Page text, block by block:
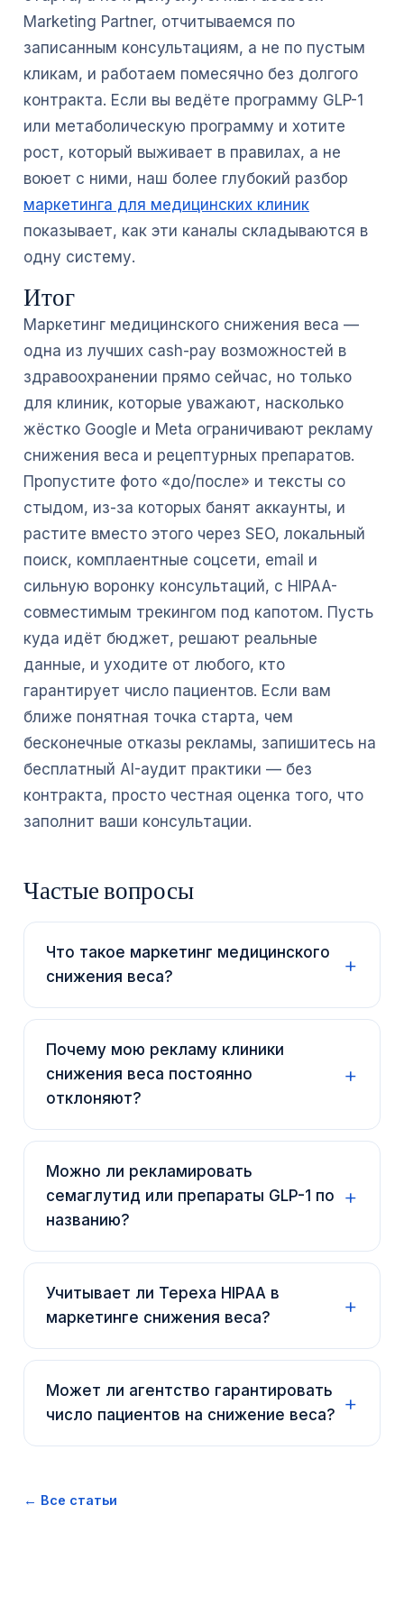
Marketing Partner, отчитываемся по
записанным консультациям, а не по пустым
кликам, и работаем помесячно без долгого
контракта. Если вы ведёте программу GLP-1
или метаболическую программу и хотите
рост, который выживает в правилах, а не
воюет с ними, наш более глубокий разбор
маркетинга для медицинских клиник
показывает, как эти каналы складываются в
одну систему.
Итог
Маркетинг медицинского снижения веса —
одна из лучших cash-pay возможностей в
здравоохранении прямо сейчас, но только
для клиник, которые уважают, насколько
жёстко Google и Meta ограничивают рекламу
снижения веса и рецептурных препаратов.
Пропустите фото «до/после» и тексты со
стыдом, из-за которых банят аккаунты, и
растите вместо этого через SEO, локальный
поиск, комплаентные соцсети, email и
сильную воронку консультаций, с HIPAA-
совместимым трекингом под капотом. Пусть
куда идёт бюджет, решают реальные
данные, и уходите от любого, кто
гарантирует число пациентов. Если вам
ближе понятная точка старта, чем
бесконечные отказы рекламы, запишитесь на
бесплатный AI-аудит практики — без
контракта, просто честная оценка того, что
заполнит ваши консультации.
Частые вопросы
Что такое маркетинг медицинского
снижения веса?
Почему мою рекламу клиники
снижения веса постоянно
отклоняют?
Можно ли рекламировать
семаглутид или препараты GLP-1 по
названию?
Учитывает ли Tepexa HIPAA в
маркетинге снижения веса?
Может ли агентство гарантировать
число пациентов на снижение веса?
← Все статьи